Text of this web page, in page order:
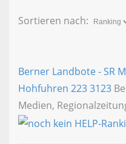
Sortieren nach:
Berner Landbote - SR
Hohfuhren 2233123
Medien,